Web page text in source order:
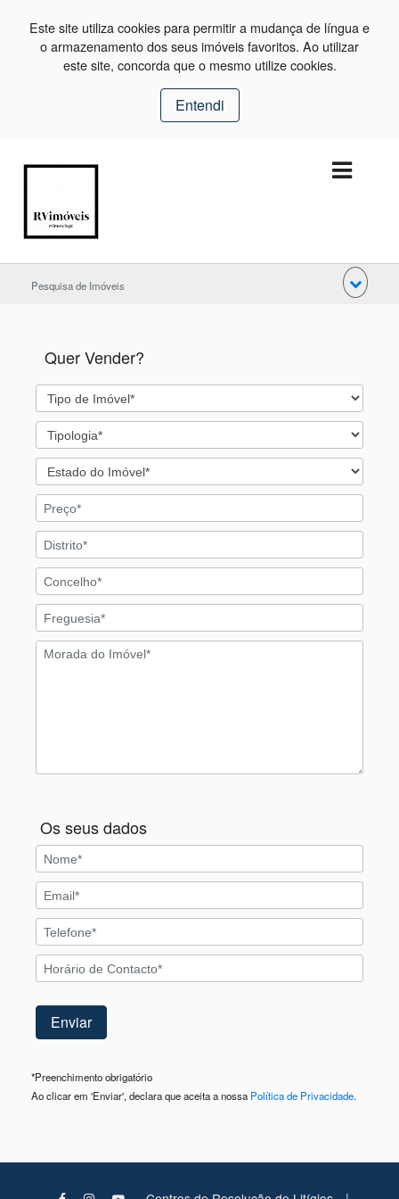
Este site utiliza cookies para permitir a mudança de língua e
o armazenamento dos seus imóveis favoritos. Ao utilizar
este site, concorda que o mesmo utilize cookies.
Entendi
Pesquisa de Imóveis
Quer Vender?
Os seus dados
*Preenchimento obrigatório
Ao clicar em 'Enviar', declara que aceita a nossa Política de Privacidade.